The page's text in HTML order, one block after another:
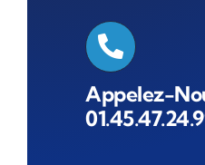
Appelez-